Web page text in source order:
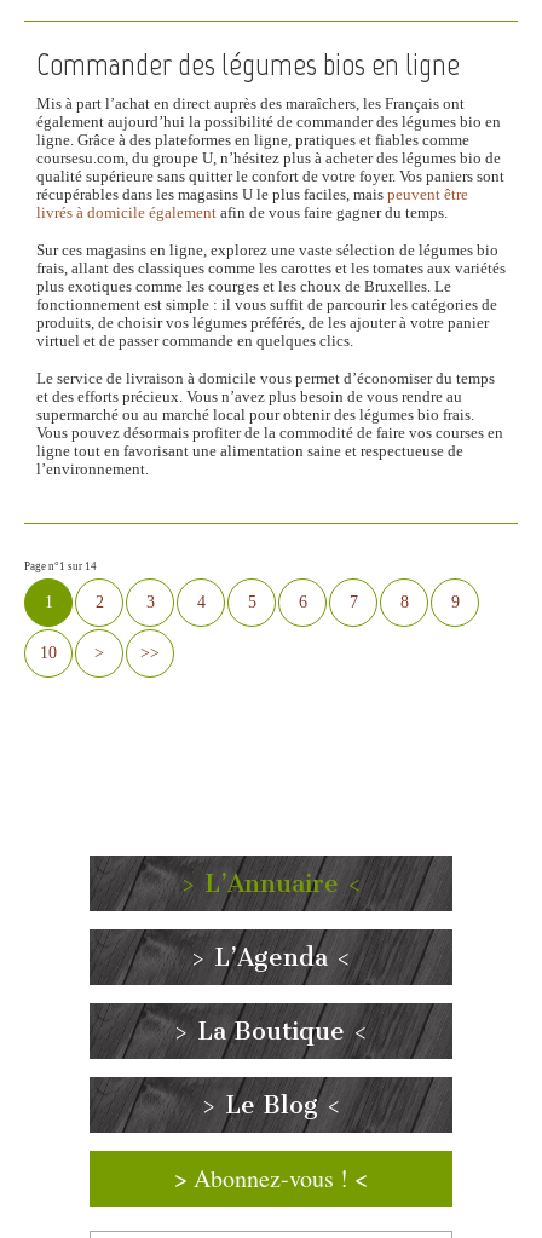
Commander des légumes bios en ligne
Mis à part l’achat en direct auprès des maraîchers, les Français ont
également aujourd’hui la possibilité de commander des légumes bio en
ligne. Grâce à des plateformes en ligne, pratiques et fiables comme
coursesu.com, du groupe U, n’hésitez plus à acheter des légumes bio de
qualité supérieure sans quitter le confort de votre foyer. Vos paniers sont
récupérables dans les magasins U le plus faciles, mais peuvent être
livrés à domicile également afin de vous faire gagner du temps.
Sur ces magasins en ligne, explorez une vaste sélection de légumes bio
frais, allant des classiques comme les carottes et les tomates aux variétés
plus exotiques comme les courges et les choux de Bruxelles. Le
fonctionnement est simple : il vous suffit de parcourir les catégories de
produits, de choisir vos légumes préférés, de les ajouter à votre panier
virtuel et de passer commande en quelques clics.
Le service de livraison à domicile vous permet d’économiser du temps
et des efforts précieux. Vous n’avez plus besoin de vous rendre au
supermarché ou au marché local pour obtenir des légumes bio frais.
Vous pouvez désormais profiter de la commodité de faire vos courses en
ligne tout en favorisant une alimentation saine et respectueuse de
l’environnement.
Page n°1 sur 14
1 2 3 4 5 6 7 8 9
10 > >>
> L’Annuaire <
> L’Agenda <
> La Boutique <
> Le Blog <
> Abonnez-vous ! <